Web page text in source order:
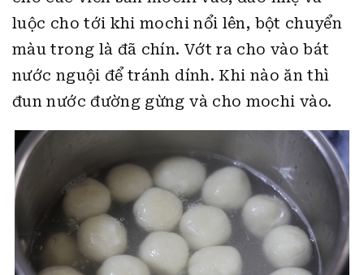
luộc cho tới khi mochi nổi lên, bột chuyển
màu trong là đã chín. Vớt ra cho vào bát
nước nguội để tránh dính. Khi nào ăn thì
đun nước đường gừng và cho mochi vào.